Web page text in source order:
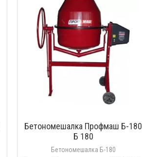
Бетономешалка Профмаш Б-180
Б 180
Бетономешалка Б-180